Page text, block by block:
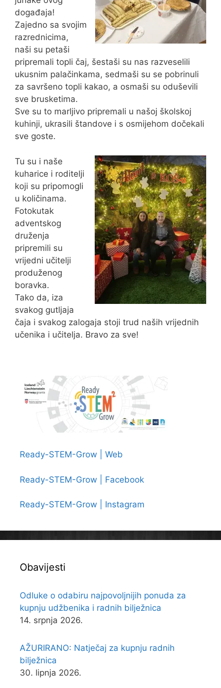
događaja!
Zajedno sa svojim
razrednicima,
naši su petaši
pripremali topli čaj, šestaši su nas razveselili
ukusnim palačinkama, sedmaši su se pobrinuli
za savršeno topli kakao, a osmaši su oduševili
sve brusketima.
Sve su to marljivo pripremali u našoj školskoj
kuhinji, ukrasili štandove i s osmijehom dočekali
sve goste.
Tu su i naše
kuharice i roditelji
koji su pripomogli
u količinama.
Fotokutak
adventskog
druženja
pripremili su
vrijedni učitelji
produženog
boravka.
Tako da, iza
svakog gutljaja
čaja i svakog zalogaja stoji trud naših vrijednih
učenika i učitelja. Bravo za sve!
Ready-STEM-Grow | Web
Ready-STEM-Grow | Facebook
Ready-STEM-Grow | Instagram
Obavijesti
Odluke o odabiru najpovoljnijih ponuda za
kupnju udžbenika i radnih bilježnica
14. srpnja 2026.
AŽURIRANO: Natječaj za kupnju radnih
bilježnica
30. lipnja 2026.